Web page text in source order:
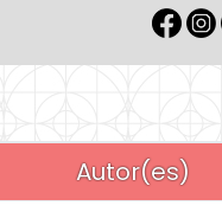
Autor(es)